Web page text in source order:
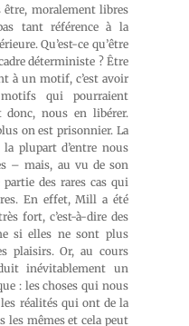
être, moralement libres
tant référence à la
Qu’est-ce qu’être
déterministe ? Être
à un motif, c’est avoir
qui pourraient
donc, nous en libérer.
on est prisonnier. La
plupart d’entre nous
– mais, au vu de son
des rares cas qui
En effet, Mill a été
fort, c’est-à-dire des
si elles ne sont plus
plaisirs. Or, au cours
inévitablement un
: les choses qui nous
réalités qui ont de la
les mêmes et cela peut